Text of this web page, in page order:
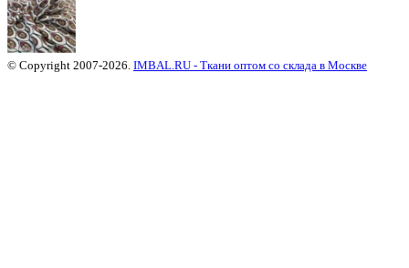
© Copyright 2007-2026. IMBAL.RU - Ткани оптом со склада в Москве